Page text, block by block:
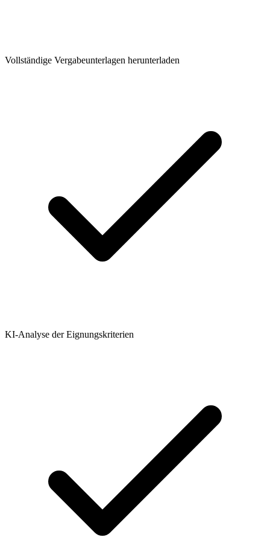
Vollständige Vergabeunterlagen herunterladen
KI-Analyse der Eignungskriterien